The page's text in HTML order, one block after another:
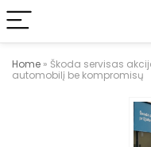
Home » Škoda servisas
automobilį be kompromisų